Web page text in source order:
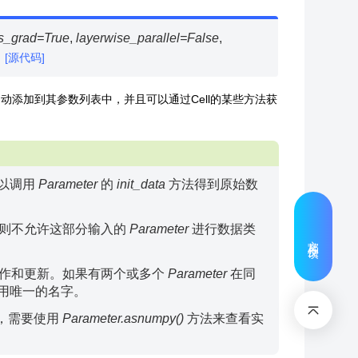
=True, layerwise_parallel=False,
[源代码]
添加到其参数列表中，并且可以通过Cell的某些方法获
调用 Parameter的 init_data 方法得到原始数
不允许这部分输入的 Parameter进行数据类
和更新。如果有两个或多个 Parameter在同
唯一的名字。
需要使用 Parameter.asnumpy() 方法来查看实